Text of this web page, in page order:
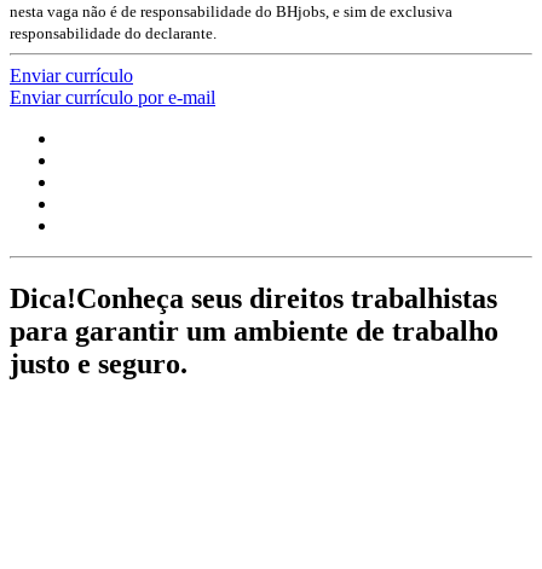
nesta vaga não é de responsabilidade do BHjobs, e sim de exclusiva
responsabilidade do declarante.
Enviar currículo
Enviar currículo por e-mail
Dica!Conheça seus direitos trabalhistas
para garantir um ambiente de trabalho
justo e seguro.